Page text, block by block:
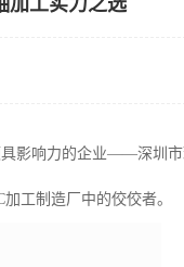
加工实力之选
具影响力的企业——深圳
工制造厂中的佼佼者。